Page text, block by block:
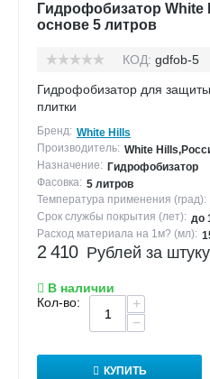
Гидрофобизатор White
основе 5 литров
КОД: gdfob-5
Гидрофобизатор для
плитки
Бренд: White Hills
Производитель: White
Назначение: Гидрофобизатор
Фасовка: 5 литров
Температура применения (град):
Срок службы покрытия (лет): до
Расход материала на 1м? (мл):
2 410 Рублей за штуку
В наличии
Кол-во:
+
−
КУПИТЬ